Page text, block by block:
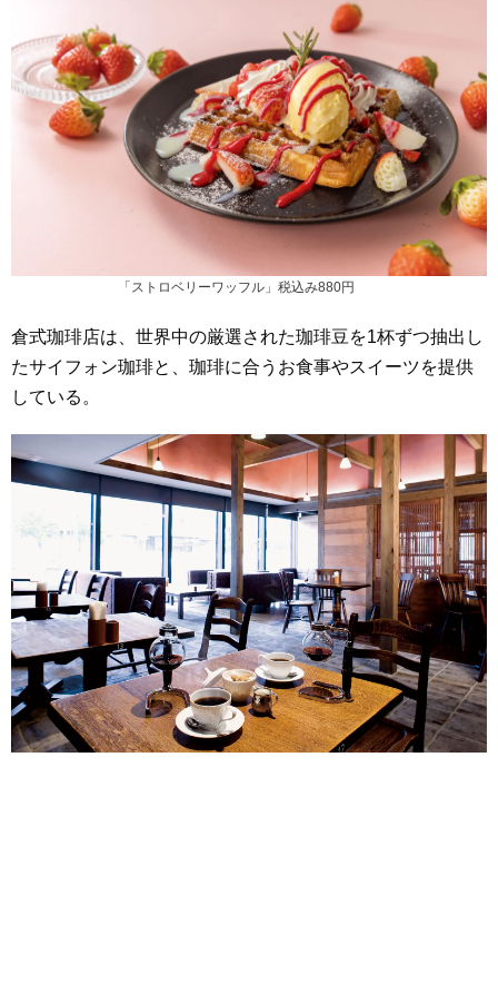
「ストロベリーワッフル」税込み880円
倉式珈琲店は、世界中の厳選された珈琲豆を1杯ずつ抽出し
たサイフォン珈琲と、珈琲に合うお食事やスイーツを提供
している。